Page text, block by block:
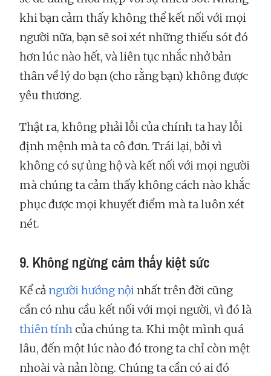
khi bạn cảm thấy không thể kết nối với mọi
người nữa, bạn sẽ soi xét những thiếu sót đó
hơn lúc nào hết, và liên tục nhắc nhở bản
thân về lý do bạn (cho rằng bạn) không được
yêu thương.
Thật ra, không phải lỗi của chính ta hay lỗi
định mệnh mà ta cô đơn. Trái lại, bởi vì
không có sự ủng hộ và kết nối với mọi người
mà chúng ta cảm thấy không cách nào khắc
phục được mọi khuyết điểm mà ta luôn xét
nét.
9. Không ngừng cảm thấy kiệt sức
Kể cả người hướng nội nhất trên đời cũng
cần có nhu cầu kết nối với mọi người, vì đó là
thiên tính của chúng ta. Khi một mình quá
lâu, đến một lúc nào đó trong ta chỉ còn mệt
nhoài và nản lòng. Chúng ta cần có ai đó